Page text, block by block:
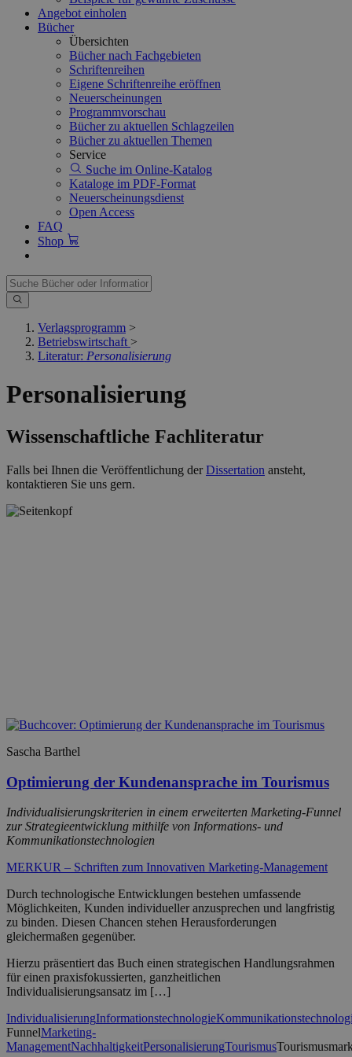
Angebot einholen
Bücher
Übersichten
Bücher nach Fachgebieten
Schriftenreihen
Eigene Schriftenreihe eröffnen
Neuerscheinungen
Programmvorschau
Bücher zu aktuellen Schlagzeilen
Bücher zu aktuellen Themen
Service
Suche im Online-Katalog
Kataloge im PDF-Format
Neuerscheinungsdienst
Open Access
FAQ
Shop
Verlagsprogramm >
Betriebswirtschaft >
Literatur: Personalisierung
Personalisierung
Wissenschaftliche Fachliteratur
Falls bei Ihnen die Veröffentlichung derDissertation ansteht,
kontaktieren Sie uns gern.
Sascha Barthel
Optimierung der Kundenansprache im Tourismus
Individualisierungskriterien in einem erweiterten Marketing-Funnel
zur Strategieentwicklung mithilfe von Informations- und
Kommunikationstechnologien
MERKUR – Schriften zum Innovativen Marketing-Management
Durch technologische Entwicklungen bestehen umfassende
Möglichkeiten, Kunden individueller anzusprechen und langfristig
zu binden. Diesen Chancen stehen Herausforderungen
gleichermaßen gegenüber.
Hierzu präsentiert das Buch einen strategischen Handlungsrahmen
für einen praxisfokussierten, ganzheitlichen
Individualisierungsansatz im […]
IndividualisierungInformationstechnologie
FunnelMarketing-
ManagementNachhaltigkeitPersonalisierungTourismus